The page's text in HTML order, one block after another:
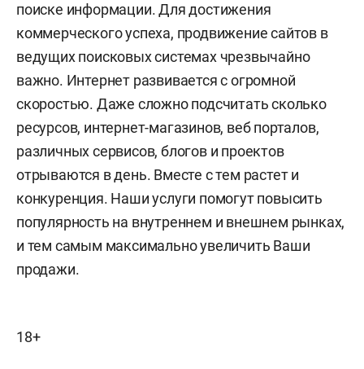
поиске информации. Для достижения
коммерческого успеха, продвижение сайтов в
ведущих поисковых системах чрезвычайно
важно. Интернет развивается с огромной
скоростью. Даже сложно подсчитать сколько
ресурсов, интернет-магазинов, веб порталов,
различных сервисов, блогов и проектов
отрываются в день. Вместе с тем растет и
конкуренция. Наши услуги помогут повысить
популярность на внутреннем и внешнем рынках,
и тем самым максимально увеличить Ваши
продажи.
18+